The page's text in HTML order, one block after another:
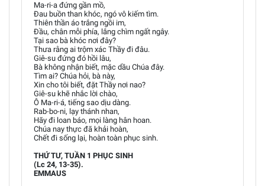
Ma-ri-a đứng gần mồ,
Đau buồn than khóc, ngó vô kiếm tìm.
Thiên thần áo trắng ngồi im,
Đầu, chân mỗi phía, lắng chìm ngất ngây.
Tại sao bà khóc nơi đây?
Thưa rằng ai trộm xác Thầy đi đâu.
Giê-su đứng đó hồi lâu,
Bà không nhận biết, mặc dầu Chúa đây.
Tìm ai? Chúa hỏi, bà này,
Xin cho tôi biết, đặt Thầy nơi nao?
Giê-su khẽ nhắc lời chào,
Ô Ma-ri-á, tiếng sao dịu dàng.
Rab-bo-ni, lạy thánh nhan,
Hãy đi loan báo, mọi làng hân hoan.
Chúa nay thực đã khải hoàn,
Chết đi sống lại, hoàn toàn phục sinh.
THỨ TƯ, TUẦN 1 PHỤC SINH
(Lc 24, 13-35).
EMMAUS